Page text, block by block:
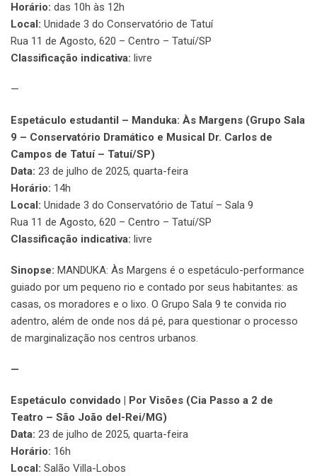
Horário: das 10h às 12h
Local: Unidade 3 do Conservatório de Tatuí
Rua 11 de Agosto, 620 – Centro – Tatuí/SP
Classificação indicativa: livre
—
Espetáculo estudantil – Manduka: Às Margens (Grupo Sala
9 – Conservatório Dramático e Musical Dr. Carlos de
Campos de Tatuí – Tatuí/SP)
Data: 23 de julho de 2025, quarta-feira
Horário: 14h
Local: Unidade 3 do Conservatório de Tatuí – Sala 9
Rua 11 de Agosto, 620 – Centro – Tatuí/SP
Classificação indicativa: livre
Sinopse: MANDUKA: Às Margens é o espetáculo-performance
guiado por um pequeno rio e contado por seus habitantes: as
casas, os moradores e o lixo. O Grupo Sala 9 te convida rio
adentro, além de onde nos dá pé, para questionar o processo
de marginalização nos centros urbanos.
—
Espetáculo convidado | Por Visões (Cia Passo a 2 de
Teatro – São João del-Rei/MG)
Data: 23 de julho de 2025, quarta-feira
Horário: 16h
Local: Salão Villa-Lobos